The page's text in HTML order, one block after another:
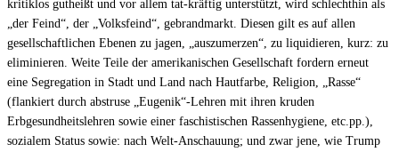
kritiklos gutheißt und vor allem tat-kräftig unterstützt, wird schlechthin als
„der Feind“, der „Volksfeind“, gebrandmarkt. Diesen gilt es auf allen
gesellschaftlichen Ebenen zu jagen, „auszumerzen“, zu liquidieren, kurz: zu
eliminieren. Weite Teile der amerikanischen Gesellschaft fordern erneut
eine Segregation in Stadt und Land nach Hautfarbe, Religion, „Rasse“
(flankiert durch abstruse „Eugenik“-Lehren mit ihren kruden
Erbgesundheitslehren sowie einer faschistischen Rassenhygiene, etc.pp.),
sozialem Status sowie: nach Welt-Anschauung; und zwar jene, wie Trump